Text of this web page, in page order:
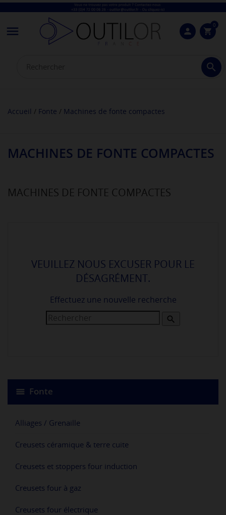
 person shopping_cart
0

Accueil Fonte Machines de fonte compactes
MACHINES DE FONTE COMPACTES
Fonte
Alliages / Grenaille
Creusets céramique & terre cuite
Creusets et stoppers four induction
Creusets four à gaz
Creusets four électrique
MACHINES DE FONTE COMPACTES
VEUILLEZ NOUS EXCUSER POUR LE
DÉSAGRÉMENT.
Effectuez une nouvelle recherche
